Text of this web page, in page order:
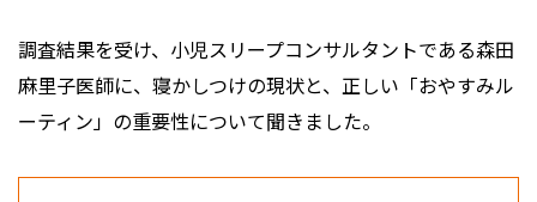
調査結果を受け、小児スリープコンサルタントである森田
麻里子医師に、寝かしつけの現状と、正しい「おやすみル
ーティン」の重要性について聞きました。